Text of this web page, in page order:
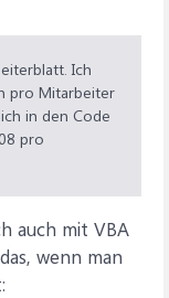
Ich
pro Mitarbeiter
in den Code
pro
auch mit VBA
wenn man